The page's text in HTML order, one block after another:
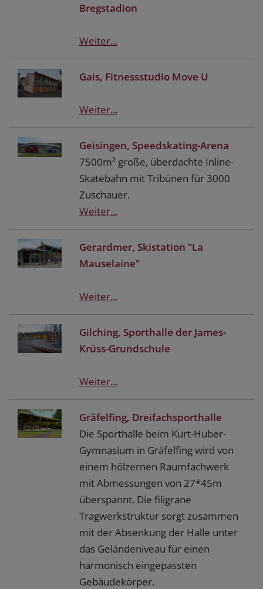
Bregstadion
Weiter...
Gais, Fitnessstudio Move U
Weiter...
Geisingen, Speedskating-Arena
7500m² große, überdachte Inline-
Skatebahn mit Tribünen für 3000
Zuschauer.
Weiter...
Gerardmer, Skistation "La
Mauselaine"
Weiter...
Gilching, Sporthalle der James-
Krüss-Grundschule
Weiter...
Gräfelfing, Dreifachsporthalle
Die Sporthalle beim Kurt-Huber-
Gymnasium in Gräfelfing wird von
einem hölzernen Raumfachwerk
mit Abmessungen von 27*45m
überspannt. Die filigrane
Tragwerkstruktur sorgt zusammen
mit der Absenkung der Halle unter
das Geländeniveau für einen
harmonisch eingepassten
Gebäudekörper.